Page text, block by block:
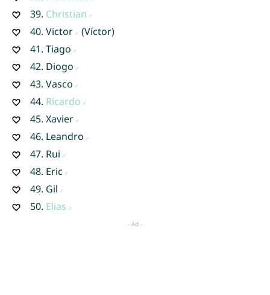
39. Christian
40. Victor
(Víctor)
41. Tiago
42. Diogo
43. Vasco
44. Ricardo
45. Xavier
46. Leandro
47. Rui
48. Eric
49. Gil
50. Elias